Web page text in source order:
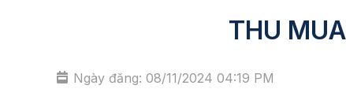
THU
Ngày đăng: 08/11/2024 04:19 PM